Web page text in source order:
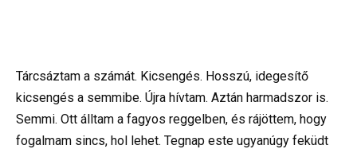
Tárcsáztam a számát. Kicsengés. Hosszú, idegesítő
kicsengés a semmibe. Újra hívtam. Aztán harmadszor is.
Semmi. Ott álltam a fagyos reggelben, és rájöttem, hogy
fogalmam sincs, hol lehet. Tegnap este ugyanúgy feküdt